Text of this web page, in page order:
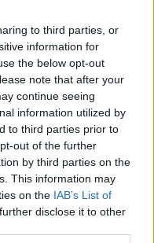
to third parties, or
information for
the below opt-out
note that after your
continue seeing
information utilized by
to third parties prior to
out of the further
by third parties on the
This information may
on the IAB’s List of
disclose it to other
nuotraukų (5)
skaitantis
civilizacijos
kalta netinkama
vartojimas.
trukmei ir